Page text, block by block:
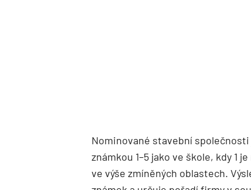
Nominované stavební
známkou 1–5 jako ve škole, kdy 1
ve výše zmíněných oblastech.